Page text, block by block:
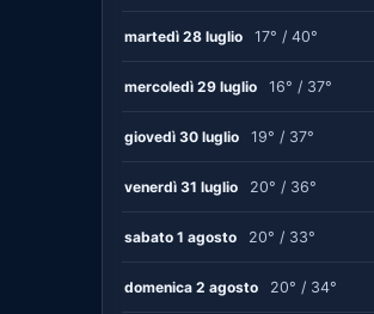
martedì 28 luglio 17° / 40°
mercoledì 29 luglio 16° / 37°
giovedì 30 luglio 19° / 37°
venerdì 31 luglio 20° / 36°
sabato 1 agosto 20° / 33°
domenica 2 agosto 20° / 34°